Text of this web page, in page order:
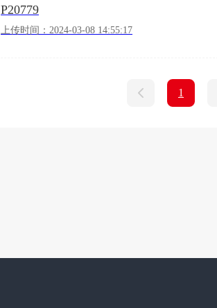
P20779
上传时间：2024-03-08 14:55:17
1